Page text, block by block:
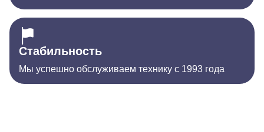
Стабильность
Мы успешно обслуживаем технику с 1993 года